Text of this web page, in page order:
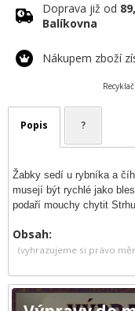
Doprava již od
Balíkovna
Nákupem zboží
Popis ?
Žabky sedí u rybníka a
musejí být rychlé jako
podaří mouchy chytit
Obsah:
(vyhrazujeme si právo